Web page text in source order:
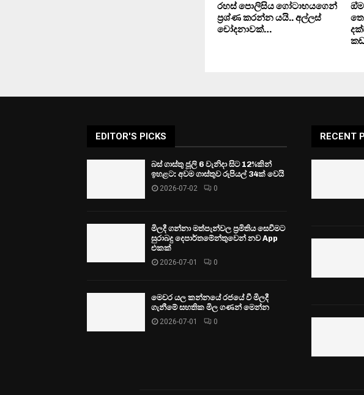
රහස් පොලිසිය ගෝටාභයගෙන්
ප‍්‍රශ්ණ කරන්න යයි.. අල්ලස්
චෝදනාවක්…
EDITOR'S PICKS
බස් ගාස්තු ජූලි 6 වැනිදා සිට 12%කින්
ඉහළට: අවම ගාස්තුව රුපියල් 34ක් වෙයි
2026-07-02 0
මිලදී ගන්නා මත්පැන්වල ප්‍රමිතිය සෙවීමට
සුරාබදු දෙපාර්තමේන්තුවෙන් නව App
එකක්
2026-07-01 0
මෙවර යල කන්නයේ රජයේ වී මිලදී
ගැනීමේ සහතික මිල ගණන් මෙන්න
2026-07-01 0
RECENT